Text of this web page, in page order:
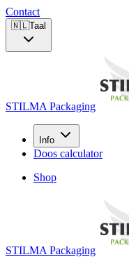
Contact
🇳🇱Taal
STILMA Packaging
Info
Doos calculator
Shop
STILMA Packaging